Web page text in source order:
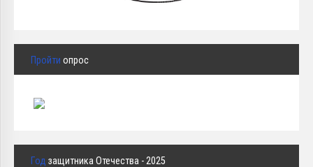
Пройти опрос
Год защитника Отечества - 2025